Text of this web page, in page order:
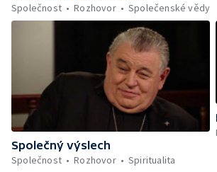
Společnost
Rozhovor Společenské vědy
Společný výslech
Společnost
Rozhovor Spiritualita